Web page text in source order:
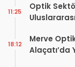
Optik
11:25
Merve
Alaçatı’da
18:12